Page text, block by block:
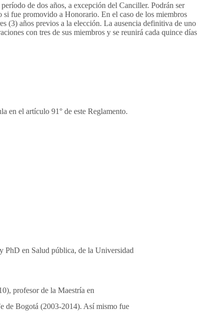
de dos años, a excepción del Canciller. Podrán ser
si fue promovido a Honorario. En el caso de los miembros
(3) años previos a la elección. La ausencia definitiva de uno
con tres de sus miembros y se reunirá cada quince días
en el artículo 91° de este Reglamento.
PhD en Salud pública, de la Universidad
profesor de la Maestría en
de Bogotá (2003-2014). Así mismo fue